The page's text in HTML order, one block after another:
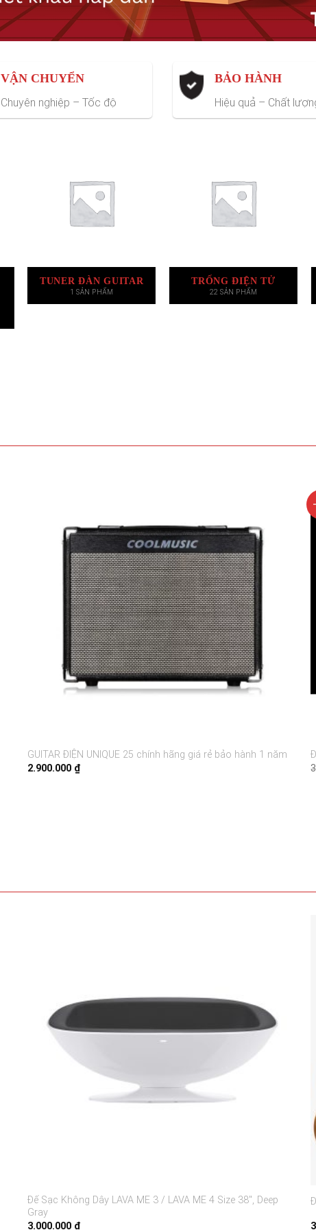
VẬN CHUYỂN
Chuyên nghiệp – Tốc độ
BẢO HÀNH
Hiệu quả – Chất
TUNER ĐÀN GUITAR
1 SẢN PHẨM
TRỐNG ĐIỆN TỬ
22 SẢN PHẨM
GUITAR ĐIỆN UNIQUE 25 chính hãng giá rẻ bảo hành 1 năm
2.900.000 ₫
Đế Sạc Không Dây LAVA ME 3 / LAVA ME 4 Size 38″, Deep
Gray
3.000.000 ₫